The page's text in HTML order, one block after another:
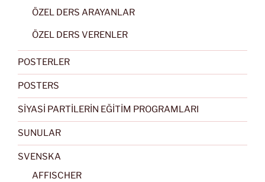
ÖZEL DERS ARAYANLAR
ÖZEL DERS VERENLER
POSTERLER
POSTERS
SİYASİ PARTİLERİN EĞİTİM PROGRAMLARI
SUNULAR
SVENSKA
AFFISCHER